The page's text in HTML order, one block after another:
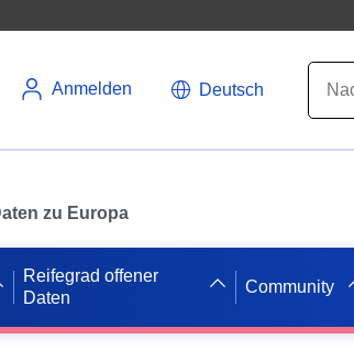
Anmelden Deutsch
zu Europa
Reifegrad offener
Daten
Community